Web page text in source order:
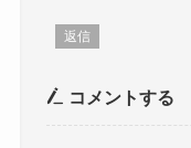
返信
コメントする